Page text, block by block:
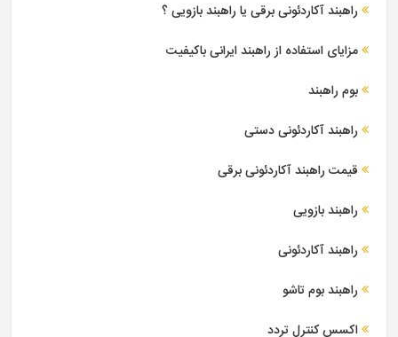
راهبند آکاردئونی برقی یا راهبند بازویی ؟
مزایای استفاده از راهبند ایرانی باکیفیت
بوم راهبند
راهبند آکاردئونی دستی
قیمت راهبند آکاردئونی برقی
راهبند بازویی
راهبند آکاردئونی
راهبند بوم تاشو
اکسس کنترل تردد